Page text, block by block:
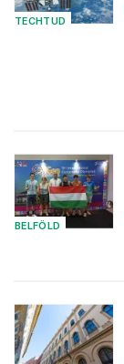
TECHTUD
BELFÖLD